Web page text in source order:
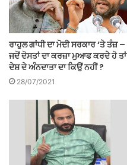
ਰਾਹੁਲ ਗਾਂਧੀ ਦਾ ਮੋਦੀ ਸਰਕਾਰ ‘ਤੇ ਤੰਜ਼ –
ਜਦੋਂ ਦੋਸਤਾਂ ਦਾ ਕਰਜ਼ਾ ਮੁਆਫ ਕਰਦੇ ਹੋ ਤਾਂ
ਦੇਸ਼ ਦੇ ਅੰਨਦਾਤਾ ਦਾ ਕਿਉਂ ਨਹੀਂ ?
28/07/2021